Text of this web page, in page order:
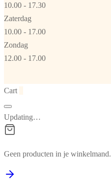
10.00 - 17.30
Zaterdag
10.00 - 17.00
Zondag
12.00 - 17.00
Cart
Updating…
Geen producten in je winkelmand.